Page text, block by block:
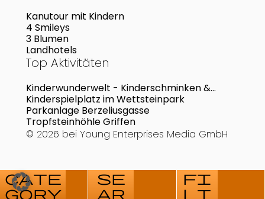
cate
gory
se
ar
fi
lt
Kanutour mit Kindern
4 Smileys
3 Blumen
Landhotels
Top Aktivitäten
Kinderwunderwelt - Kinderschminken &
Kinderanimation
Kinderspielplatz im Wettsteinpark
Parkanlage Berzeliusgasse
Tropfsteinhöhle Griffen
© 2026 bei Young Enterprises Media GmbH